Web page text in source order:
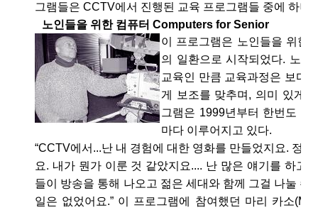
그램들은 CCTV에서 진행된 교육 프로그램들 중에 하나
노인들을 위한 컴퓨터 Computers for Senior
이 프로그램은 노인들을 위한
의 일환으로 시작되었다. 노인
교육인 만큼 교육과정은 보다
게 보조를 맞추며, 의미 있게
그램은 1999년부터 한번도 빠
마다 이루어지고 있다.
“CCTV에서...난 내 경험에 대한 영화를 만들었지요. 정
요. 내가 뭔가 이룬 것 같았지요.... 난 많은 얘기를 하고
들이 방송을 통해 나오고 젊은 세대와 함께 그걸 나눌 수
일은 없었어요.” 이 프로그램에 참여했던 마리 카소